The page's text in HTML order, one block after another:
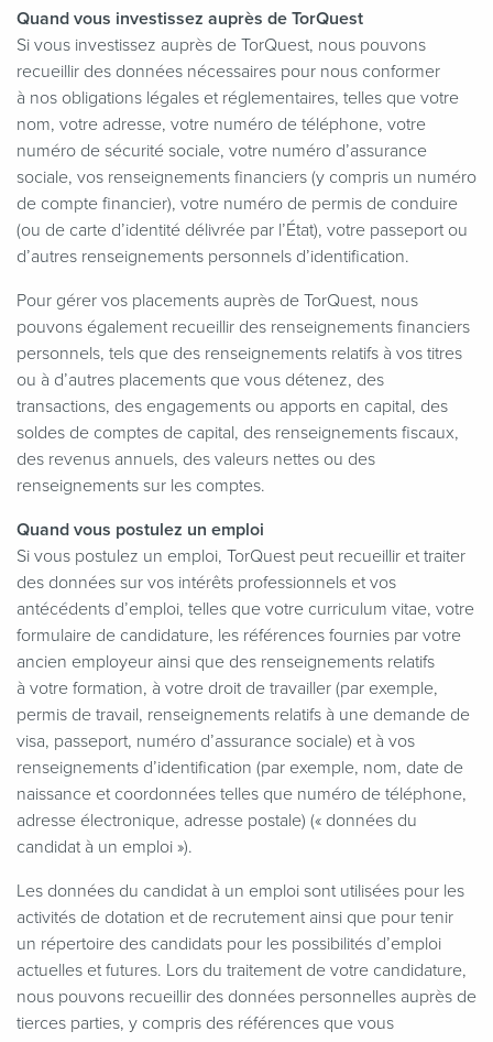
Quand vous investissez auprès de TorQuest
Si vous investissez auprès de TorQuest, nous pouvons
recueillir des données nécessaires pour nous conformer
à nos obligations légales et réglementaires, telles que votre
nom, votre adresse, votre numéro de téléphone, votre
numéro de sécurité sociale, votre numéro d’assurance
sociale, vos renseignements financiers (y compris un numéro
de compte financier), votre numéro de permis de conduire
(ou de carte d’identité délivrée par l’État), votre passeport ou
d’autres renseignements personnels d’identification.
Pour gérer vos placements auprès de TorQuest, nous
pouvons également recueillir des renseignements financiers
personnels, tels que des renseignements relatifs à vos titres
ou à d’autres placements que vous détenez, des
transactions, des engagements ou apports en capital, des
soldes de comptes de capital, des renseignements fiscaux,
des revenus annuels, des valeurs nettes ou des
renseignements sur les comptes.
Quand vous postulez un emploi
Si vous postulez un emploi, TorQuest peut recueillir et traiter
des données sur vos intérêts professionnels et vos
antécédents d’emploi, telles que votre curriculum vitae, votre
formulaire de candidature, les références fournies par votre
ancien employeur ainsi que des renseignements relatifs
à votre formation, à votre droit de travailler (par exemple,
permis de travail, renseignements relatifs à une demande de
visa, passeport, numéro d’assurance sociale) et à vos
renseignements d’identification (par exemple, nom, date de
naissance et coordonnées telles que numéro de téléphone,
adresse électronique, adresse postale) (« données du
candidat à un emploi »).
Les données du candidat à un emploi sont utilisées pour les
activités de dotation et de recrutement ainsi que pour tenir
un répertoire des candidats pour les possibilités d’emploi
actuelles et futures. Lors du traitement de votre candidature,
nous pouvons recueillir des données personnelles auprès de
tierces parties, y compris des références que vous